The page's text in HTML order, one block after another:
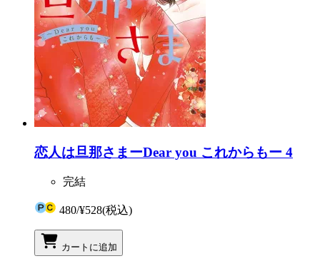
恋人は旦那さまーDear you これからもー 4
完結
480/¥528(税込)
カートに追加